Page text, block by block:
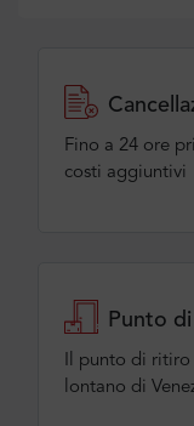
Fino a 24 ore
costi aggiuntivi
Punto
Il punto di ritiro
lontano di